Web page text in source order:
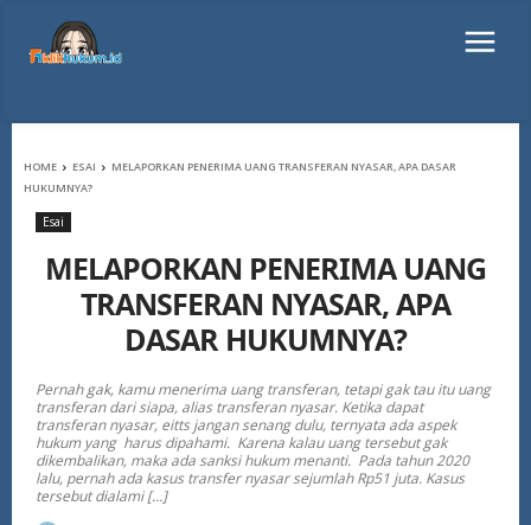
HOME ESAI
MELAPORKAN PENERIMA UANG TRANSFERAN NYASAR, APA DASAR
HUKUMNYA?
Esai
MELAPORKAN PENERIMA UANG
TRANSFERAN NYASAR, APA
DASAR HUKUMNYA?
Pernah gak, kamu menerima uang transferan, tetapi gak tau itu uang
transferan dari siapa, alias transferan nyasar. Ketika dapat
transferan nyasar, eitts jangan senang dulu, ternyata ada aspek
hukum yang harus dipahami. Karena kalau uang tersebut gak
dikembalikan, maka ada sanksi hukum menanti. Pada tahun 2020
lalu, pernah ada kasus transfer nyasar sejumlah Rp51 juta. Kasus
tersebut dialami […]